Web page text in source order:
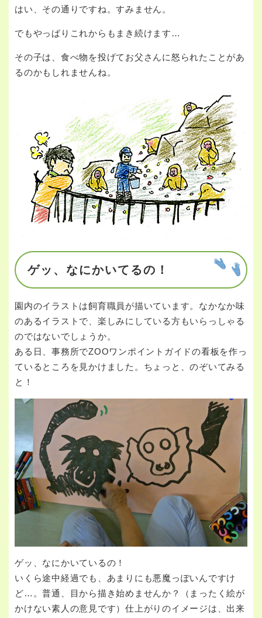
はい、その通りですね。すみません。
でもやっぱりこれからもまき続けます…
その子は、食べ物を投げてお父さんに怒られたことがあ
るのかもしれませんね。
ゲッ、なにかいてるの！
園内のイラストは飼育職員が描いています。なかなか味
のあるイラストで、楽しみにしている方もいらっしゃる
のではないでしょうか。
ある日、事務所でZOOワンポイントガイドの看板を作っ
ているところを見かけました。ちょっと、のぞいてみる
と！
ゲッ、なにかいているの！
いくら途中経過でも、あまりにも悪魔っぽいんですけ
ど…。普通、目から描き始めませんか？（まったく絵が
かけない素人の意見です）仕上がりのイメージは、出来